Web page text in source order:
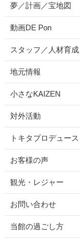
夢／計画／宝地図
動画DE Pon
スタッフ／人材育成
地元情報
小さなKAIZEN
対外活動
トキタプロデュース
お客様の声
観光・レジャー
お問い合わせ
当館の過ごし方